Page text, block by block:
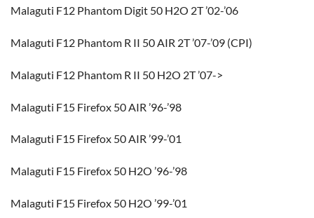
Malaguti F12 Phantom Digit 50 H2O 2T ’02-’06
Malaguti F12 Phantom R II 50 AIR 2T ’07-’09 (CPI)
Malaguti F12 Phantom R II 50 H2O 2T ’07->
Malaguti F15 Firefox 50 AIR ’96-’98
Malaguti F15 Firefox 50 AIR ’99-’01
Malaguti F15 Firefox 50 H2O ’96-’98
Malaguti F15 Firefox 50 H2O ’99-’01